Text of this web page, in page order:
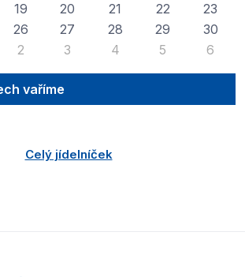
19 20 21 22
23
26 27 28 29
30
2 3 4 5 6
vaříme
Celý jídelníček